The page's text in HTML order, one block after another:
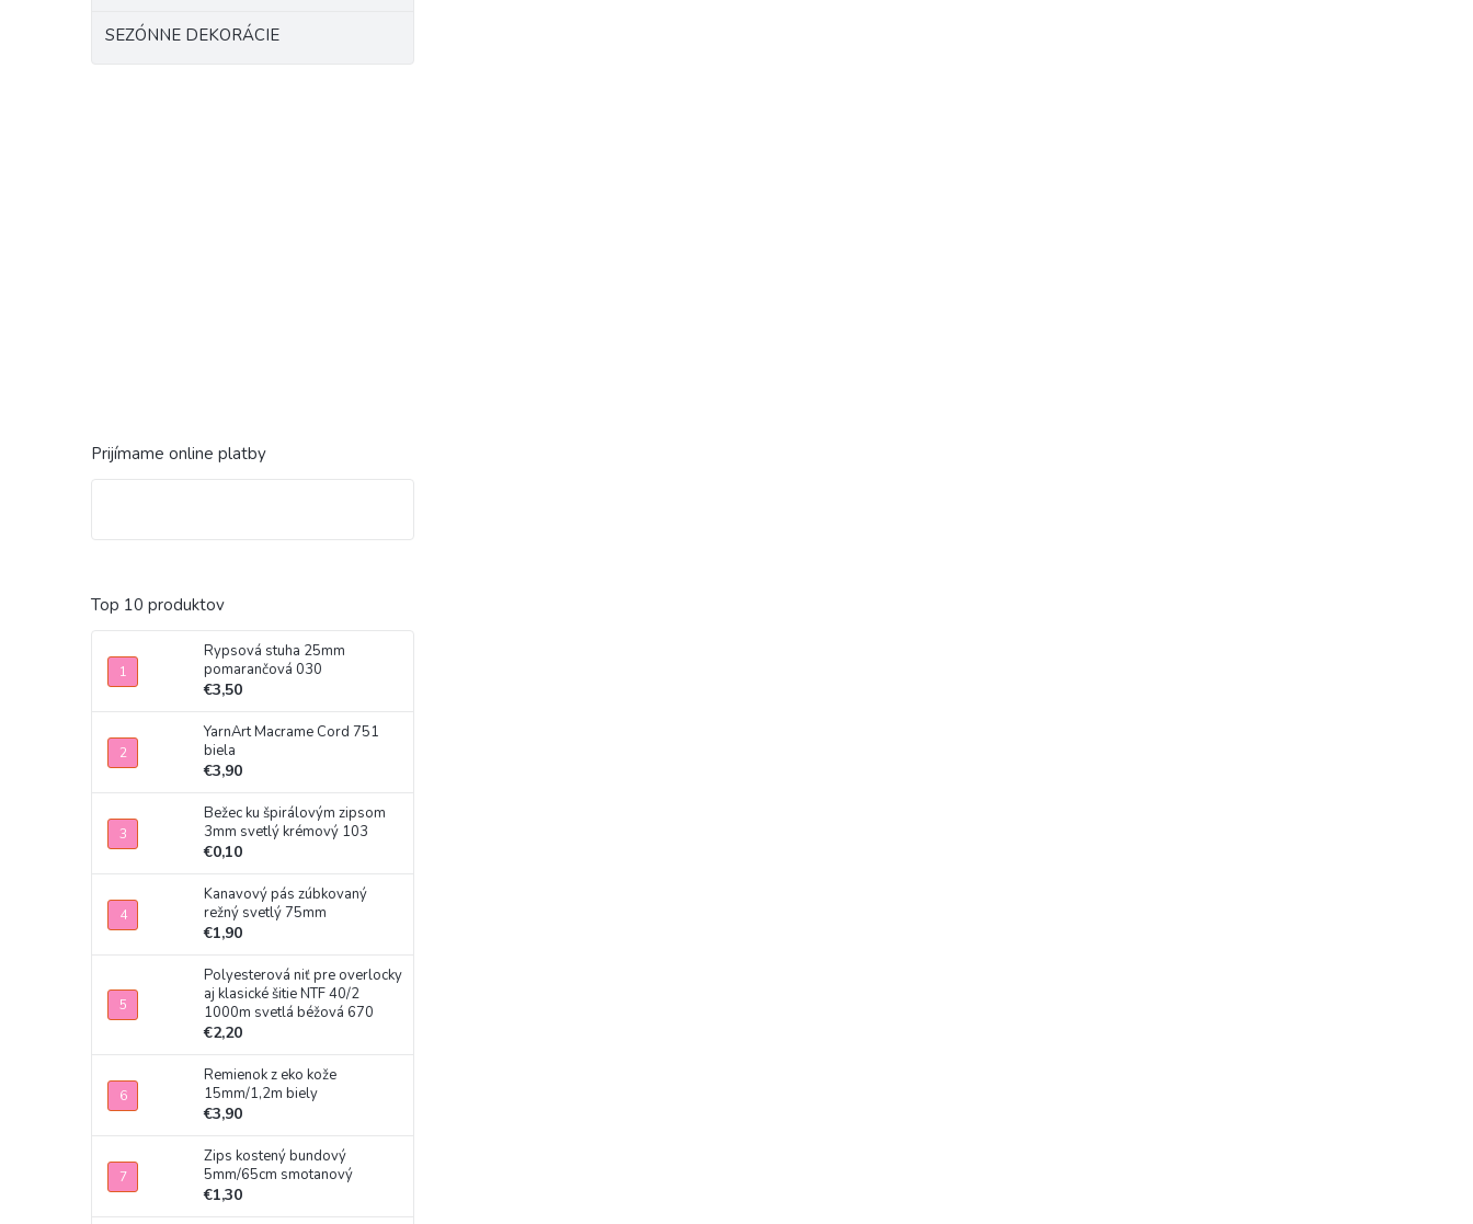
SEZÓNNE DEKORÁCIE
Prijímame online platby
Top 10 produktov
Rypsová stuha 25mm
pomarančová 030
€3,50
YarnArt Macrame Cord 751
biela
€3,90
Bežec ku špirálovým zipsom
3mm svetlý krémový 103
€0,10
Kanavový pás zúbkovaný
režný svetlý 75mm
€1,90
Polyesterová niť pre overlocky
aj klasické šitie NTF 40/2
1000m svetlá béžová 670
€2,20
Remienok z eko kože
15mm/1,2m biely
€3,90
Zips kostený bundový
5mm/65cm smotanový
€1,30